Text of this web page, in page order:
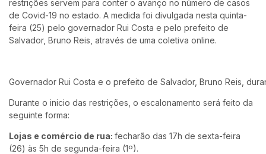
restrições servem para conter o avanço no número de casos
de Covid-19 no estado. A medida foi divulgada nesta quinta-
feira (25) pelo governador Rui Costa e pelo prefeito de
Salvador, Bruno Reis, através de uma coletiva online.
Governador Rui Costa e o prefeito de Salvador, Bruno Reis,
Durante o inicio das restrições, o escalonamento será feito da
seguinte forma:
Lojas e comércio de rua: fecharão das 17h de sexta-feira
(26) às 5h de segunda-feira (1º).